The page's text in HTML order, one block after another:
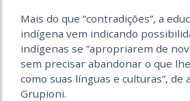
Mais do que “contradições”, a
indígena vem indicando
indígenas se “apropriarem de
sem precisar abandonar o que
como suas línguas e culturas”, de
Grupioni.